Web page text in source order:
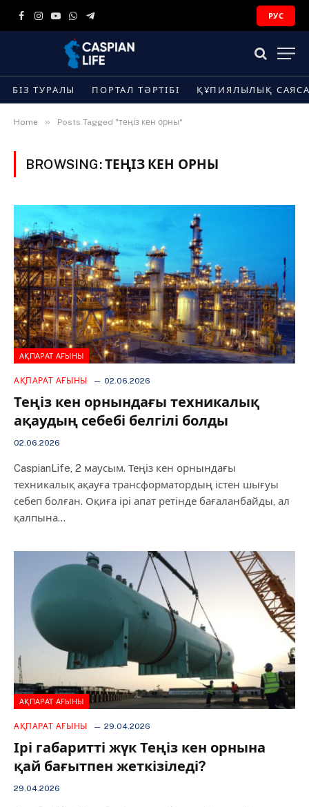
Facebook
Instagram
YouTube
WhatsApp
Telegram
РУС
БІЗ ТУРАЛЫ ПОРТАЛ ТӘРТІБІ ҚҰПИЯЛЫЛЫҚ
Home » Posts Tagged "теңіз кен орны"
BROWSING:ТЕҢІЗ КЕН ОРНЫ
АҚПАРАТ АҒЫНЫ
АҚПАРАТ АҒЫНЫ 02.06.2026
Теңіз кен орнындағы техникалық
ақаудың себебі белгілі болды
02.06.2026
CaspianLife, 2 маусым. Теңіз кен орнындағы
техникалық ақауға трансформатордың істен шығуы
себеп болған. Оқиға ірі апат ретінде бағаланбайды, ал
қалпына…
АҚПАРАТ АҒЫНЫ
АҚПАРАТ АҒЫНЫ 29.04.2026
Ірі габаритті жүк Теңіз кен орнына
қай бағытпен жеткізіледі?
29.04.2026